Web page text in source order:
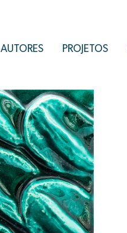
AUTORES PROJETOS